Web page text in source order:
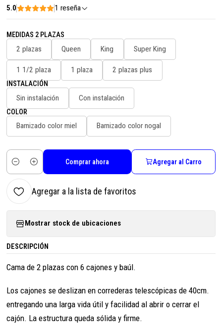
5.0 1 reseña
MEDIDAS 2 PLAZAS
2 plazas Queen King Super King
1 1/2 plaza 1 plaza 2 plazas plus
INSTALACIÓN
Sin instalación Con instalación
COLOR
Barnizado color miel Barnizado color nogal
Cantidad
Agregar al Carro
Comprar ahora
Agregar a la lista de favoritos
Mostrar stock de ubicaciones
DESCRIPCIÓN
Cama de 2 plazas con 6 cajones y baúl.
Los cajones se deslizan en correderas telescópicas de 40cm.
entregando una larga vida útil y facilidad al abrir o cerrar el
cajón. La estructura queda sólida y firme.